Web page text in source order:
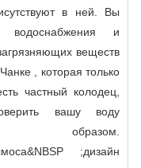
в ней. Вы
и
веществ
, которая только
частный колодец,
вашу воду
образом.
&NBSP ;дизайн